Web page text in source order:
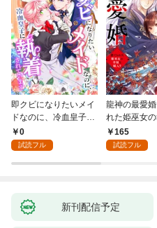
即クビになりたいメイ
ドなのに、冷血皇子に
執着されています第1
話
0
試読フル
龍神の最愛
れた姫巫女
入り～: 1
165
試読フル
新刊配信予定